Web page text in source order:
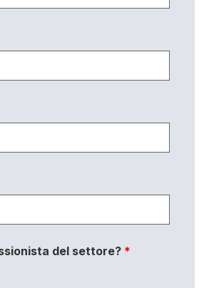
del settore? *